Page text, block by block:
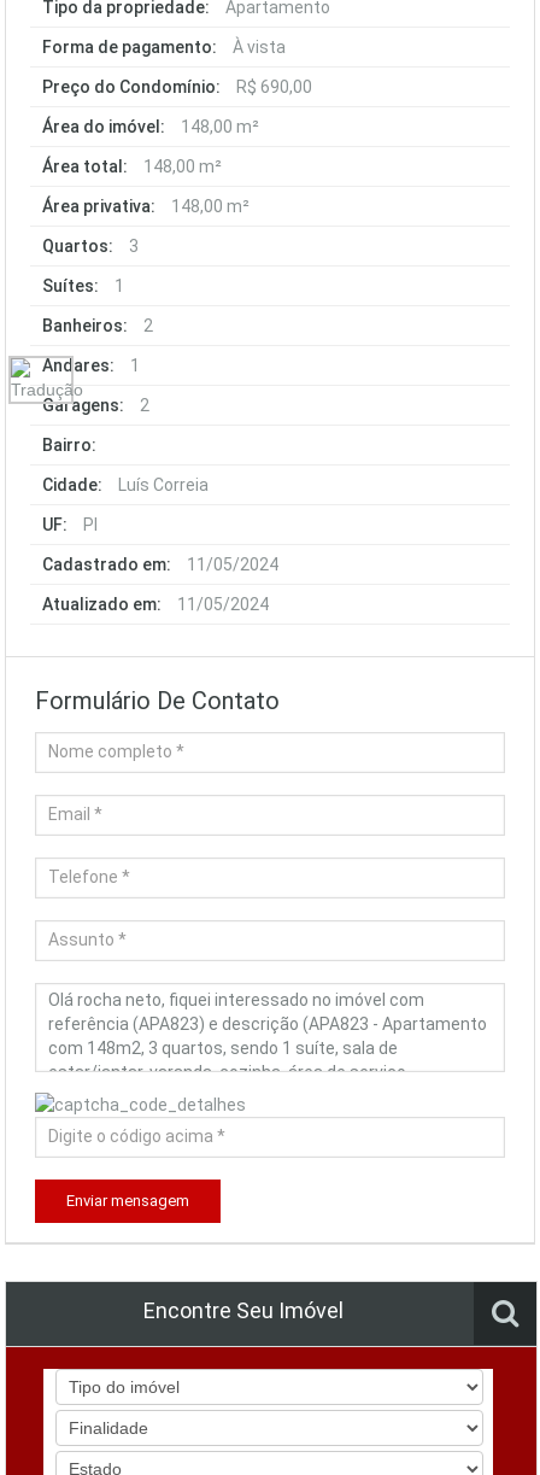
Tipo da propriedade: Apartamento
Forma de pagamento: À vista
Preço do Condomínio: R$ 690,00
Área do imóvel: 148,00 m²
Área total: 148,00 m²
Área privativa: 148,00 m²
Quartos: 3
Suítes: 1
Banheiros: 2
Andares: 1
Garagens: 2
Bairro:
Cidade: Luís Correia
UF: PI
Cadastrado em: 11/05/2024
Atualizado em: 11/05/2024
Formulário De Contato
Enviar mensagem
Encontre Seu Imóvel